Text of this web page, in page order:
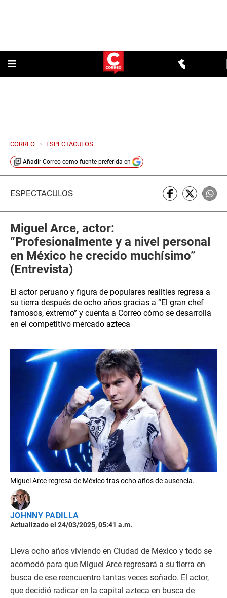
CORREO > ESPECTACULOS
Añadir Correo como fuente preferida en
ESPECTÁCULOS
Miguel Arce, actor:
“Profesionalmente y a nivel personal
en México he crecido muchísimo”
(Entrevista)
El actor peruano y figura de populares realities regresa a
su tierra después de ocho años gracias a “El gran chef
famosos, extremo” y cuenta a Correo cómo se desarrolla
en el competitivo mercado azteca
Miguel Arce regresa de México tras ocho años de ausencia.
JOHNNY PADILLA
Actualizado el 24/03/2025, 05:41 a.m.
Lleva ocho años viviendo en Ciudad de México y todo se
acomodó para que Miguel Arce regresará a su tierra en
busca de ese reencuentro tantas veces soñado. El actor,
que decidió radicar en la capital azteca en busca de